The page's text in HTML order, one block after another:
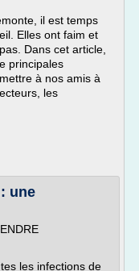
il est temps
Elles ont faim et
Dans cet article,
principales
à nos amis à
les
une
les infections de